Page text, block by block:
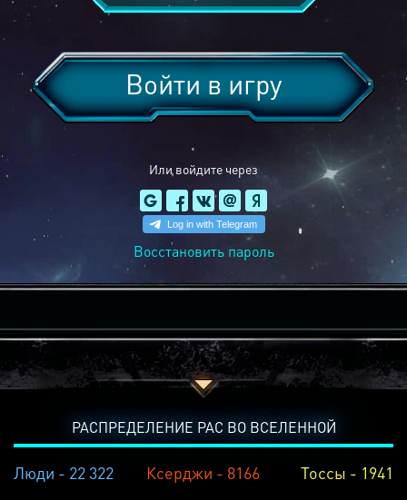
Или войдите через
Войти в игру
Восстановить пароль
РАСПРЕДЕЛЕНИЕ РАС ВО ВСЕЛЕННОЙ
Люди - 22 322 Ксерджи - 8166 Тоссы - 1941